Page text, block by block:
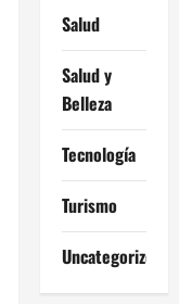
Salud
Salud y
Belleza
Tecnología
Turismo
Uncategorized